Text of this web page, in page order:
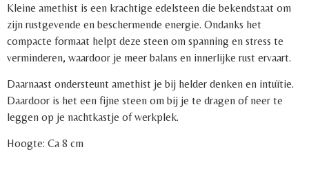
Kleine amethist is een krachtige edelsteen die bekendstaat om
zijn rustgevende en beschermende energie. Ondanks het
compacte formaat helpt deze steen om spanning en stress te
verminderen, waardoor je meer balans en innerlijke rust ervaart.
Daarnaast ondersteunt amethist je bij helder denken en intuïtie.
Daardoor is het een fijne steen om bij je te dragen of neer te
leggen op je nachtkastje of werkplek.
Hoogte: Ca 8 cm